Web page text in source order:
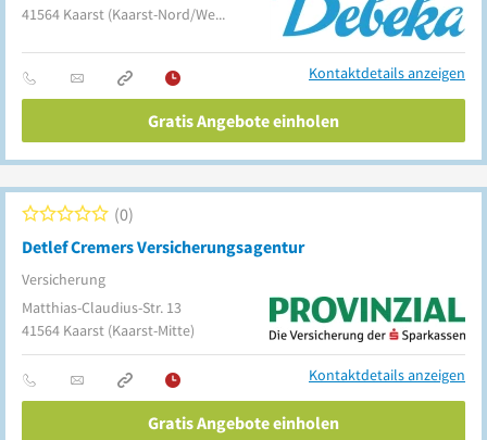
41564 Kaarst (Kaarst-Nord/West)
Kontaktdetails anzeigen
Gratis Angebote einholen
Detlef Cremers Versicherungsagentur
Versicherung
0
Matthias-Claudius-Str. 13
41564 Kaarst (Kaarst-Mitte)
Kontaktdetails anzeigen
Gratis Angebote einholen